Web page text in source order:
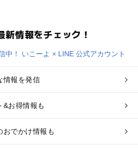
情報をチェック！
情報を発信
&お得情報も
おでかけ情報も